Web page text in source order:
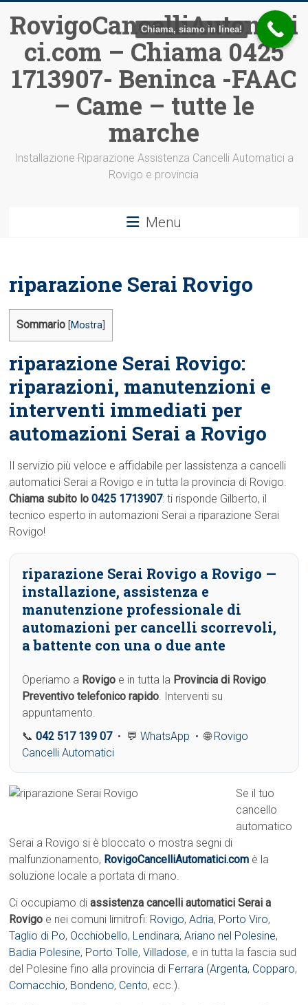
contenuto
RovigoCancelliAutomati
ci.com – Chiama 0425
1713907- Beninca -FAAC
– Came – tutte le
marche
Installazione Riparazione Assistenza Cancelli Automatici a
Rovigo e provincia
Menu
riparazione Serai Rovigo
Sommario Mostra
riparazione Serai Rovigo:
riparazioni, manutenzioni e
interventi immediati per
automazioni Serai a Rovigo
Il servizio più veloce e affidabile per lassistenza a cancelli
automatici Serai a Rovigo e in tutta la provincia di Rovigo.
Chiama subito lo0425 1713907: ti risponde Gilberto, il
tecnico esperto in automazioni Serai a riparazione Serai
Rovigo!
riparazione Serai Rovigo a Rovigo —
installazione, assistenza e
manutenzione professionale di
automazioni per cancelli scorrevoli,
a battente con una o due ante
Operiamo a Rovigo e in tutta la Provincia di Rovigo.
Preventivo telefonico rapido. Interventi su
appuntamento.
📞042 517 139 07• 💬WhatsApp • 🌐 Rovigo
Cancelli Automatici
Se il tuo
cancello
automatico
Serai a Rovigo si è bloccato o mostra segni di
malfunzionamento, RovigoCancelliAutomatici.com è la
soluzione locale a portata di mano.
Ci occupiamo diassistenza cancelli automatici Serai a
Rovigo e nei comuni limitrofi: Rovigo,Adria, Porto Viro,
Taglio di Po, Occhiobello, Lendinara,Ariano nel Polesine,
Badia Polesine, Porto Tolle,Villadose, e in tutta la fascia sud
del Polesine fino alla provincia di Ferrara (Argenta, Copparo,
Comacchio, Bondeno, Cento, ecc.).
Chiama, siamo in linea!